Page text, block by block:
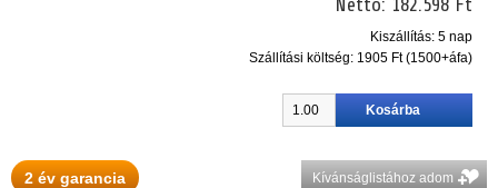
Nettó: 182.598 Ft
Kiszállítás: 5 nap
Szállítási költség: 1905 Ft (1500+áfa)
2 év garancia Kívánságlistához adom